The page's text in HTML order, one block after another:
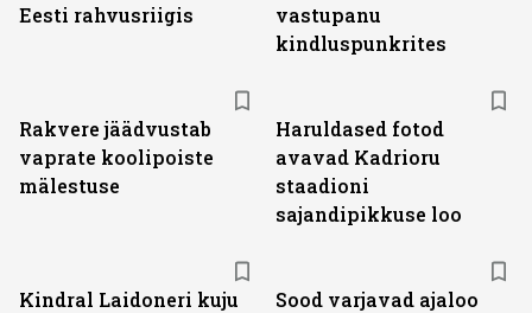
Eesti rahvusriigis
vastupanu
kindluspunkrites
Rakvere jäädvustab
vaprate koolipoiste
mälestuse
Haruldased fotod
avavad Kadrioru
staadioni
sajandipikkuse loo
Kindral Laidoneri kuju
Sood varjavad ajaloo